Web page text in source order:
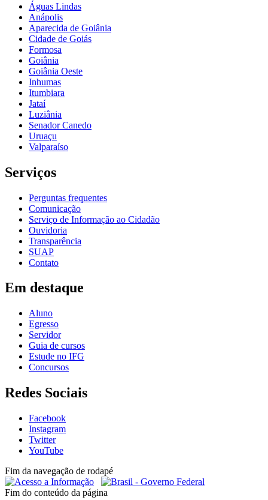
Águas Lindas
Anápolis
Aparecida de Goiânia
Cidade de Goiás
Formosa
Goiânia
Goiânia Oeste
Inhumas
Itumbiara
Jataí
Luziânia
Senador Canedo
Uruaçu
Valparaíso
Serviços
Perguntas frequentes
Comunicação
Serviço de Informação ao Cidadão
Ouvidoria
Transparência
SUAP
Contato
Em destaque
Aluno
Egresso
Servidor
Guia de cursos
Estude no IFG
Concursos
Redes Sociais
Facebook
Instagram
Twitter
YouTube
Fim da navegação de rodapé
Fim do conteúdo da página